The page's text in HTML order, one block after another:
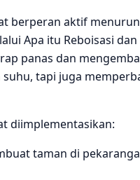
berperan aktif
Apa itu Reboisasi
panas dan
tapi juga
diimplementasikan:
taman di